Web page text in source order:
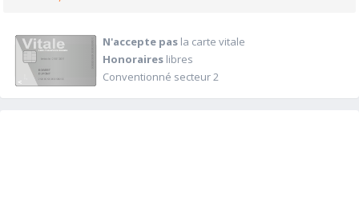
N'accepte pasla carte vitale
Honoraireslibres
Conventionné secteur 2